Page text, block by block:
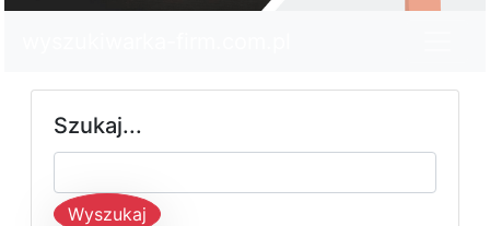
Szukaj...
Wyszukaj